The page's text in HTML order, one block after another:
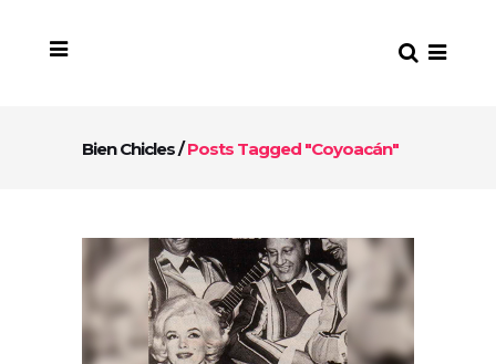
Bien Chicles/Posts Tagged "Coyoacán"